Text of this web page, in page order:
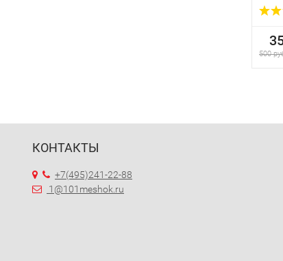
500
КОНТАКТЫ
+7(495)241-22-88
1@101meshok.ru